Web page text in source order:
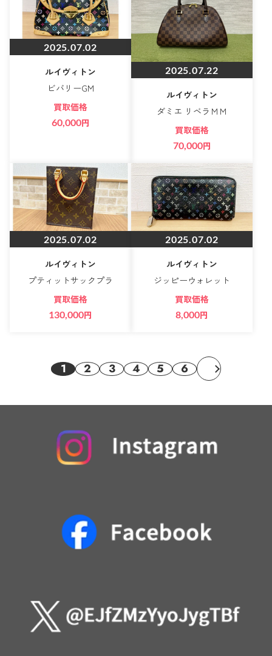
2025.07.02
ルイヴィトン
ビバリーGM
買取価格
60,000円
2025.07.22
ルイヴィトン
ダミエ リベラＭＭ
買取価格
70,000円
2025.07.02
ルイヴィトン
プティットサックプラ
買取価格
130,000円
2025.07.02
ルイヴィトン
ジッピーウォレット
買取価格
8,000円
1 2 3 4 5 6